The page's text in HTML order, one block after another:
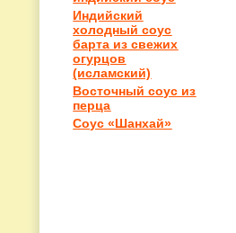
Индийский
холодный соус
барта из свежих
огурцов
(исламский)
Восточный соус из
перца
Соус «Шанхай»